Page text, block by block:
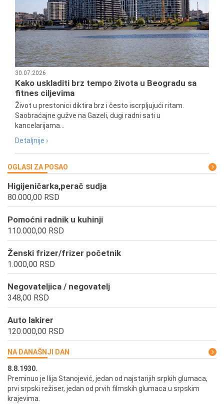
30.07.2026
Kako uskladiti brz tempo života u Beogradu sa
fitnes ciljevima
Život u prestonici diktira brz i često iscrpljujući ritam.
Saobraćajne gužve na Gazeli, dugi radni sati u
kancelarijama...
Detaljnije ›
OGLASI ZA POSAO
Higijeničarka,perač sudja
80.000,00 RSD
Pomoćni radnik u kuhinji
110.000,00 RSD
Ženski frizer/frizer početnik
1.000,00 RSD
Negovateljica / negovatelj
348,00 RSD
Auto lakirer
120.000,00 RSD
NA DANAŠNJI DAN
8.8.1930.
Preminuo je Ilija Stanojević, jedan od najstarijih srpkih glumaca,
prvi srpski režiser, jedan od prvih filmskih glumaca u srpskim
krajevima.